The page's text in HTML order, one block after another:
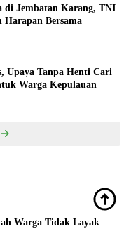
di Jembatan Karang, TNI
Harapan Bersama
Upaya Tanpa Henti Cari
Warga Kepulauan
Warga Tidak Layak